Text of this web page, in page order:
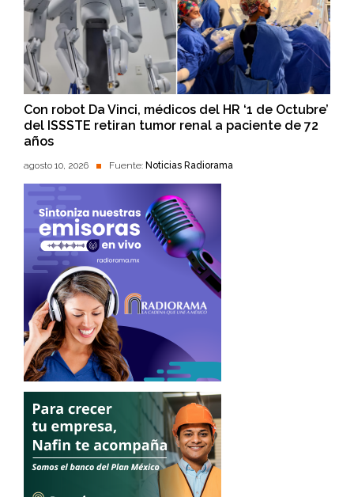
Con robot Da Vinci, médicos del HR ‘1 de Octubre’
del ISSSTE retiran tumor renal a paciente de 72
años
agosto 10, 2026 Fuente: Noticias Radiorama